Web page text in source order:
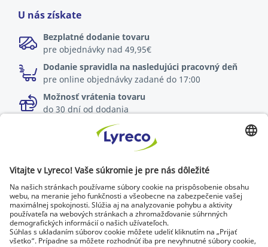
U nás získate
Bezplatné dodanie tovaru
pre objednávky nad 49,95€
Dodanie spravidla na nasledujúci pracovný deň
pre online objednávky zadané do 17:00
Možnosť vrátenia tovaru
do 30 dní od dodania
Špecialista na každé pracovisko
Najnovšie správy a rady od odborníkov
Objavte Lyreco riešenia pre ekologickejšie pracoviská
© Lyreco 2026 | Dodávame výhradne firmám a